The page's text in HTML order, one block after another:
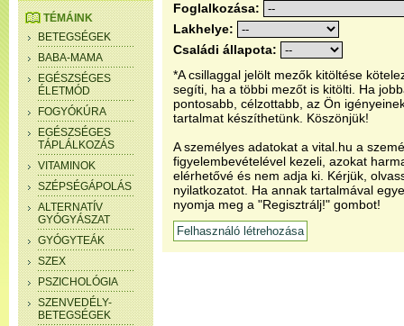
TÉMÁINK
BETEGSÉGEK
BABA-MAMA
EGÉSZSÉGES
ÉLETMÓD
FOGYÓKÚRA
EGÉSZSÉGES
TÁPLÁLKOZÁS
VITAMINOK
SZÉPSÉGÁPOLÁS
ALTERNATÍV
GYÓGYÁSZAT
GYÓGYTEÁK
SZEX
PSZICHOLÓGIA
SZENVEDÉLY-
BETEGSÉGEK
Foglalkozása:
Lakhelye:
Családi állapota:
*A csillaggal jelölt mezők kitöltése
segíti, ha a többi mezőt is kitölti. Ha
pontosabb, célzottabb, az Ön
tartalmat készíthetünk. Köszönjük!
A személyes adatokat a vital.hu a
figyelembevételével kezeli, azokat
elérhetővé és nem adja ki. Kérjük,
nyilatkozatot. Ha annak tartalmával
nyomja meg a "Regisztrálj!" gombot!